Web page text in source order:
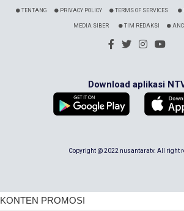
TENTANG PRIVACY POLICY TERMS OF SERVICES
MEDIA SIBER TIM REDAKSI
Download aplikasi
Copyright @ 2022 nusantaratv. All right